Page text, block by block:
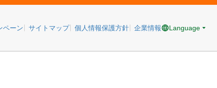
ペーン サイトマップ 個人情報保護方針 企業情報 Language